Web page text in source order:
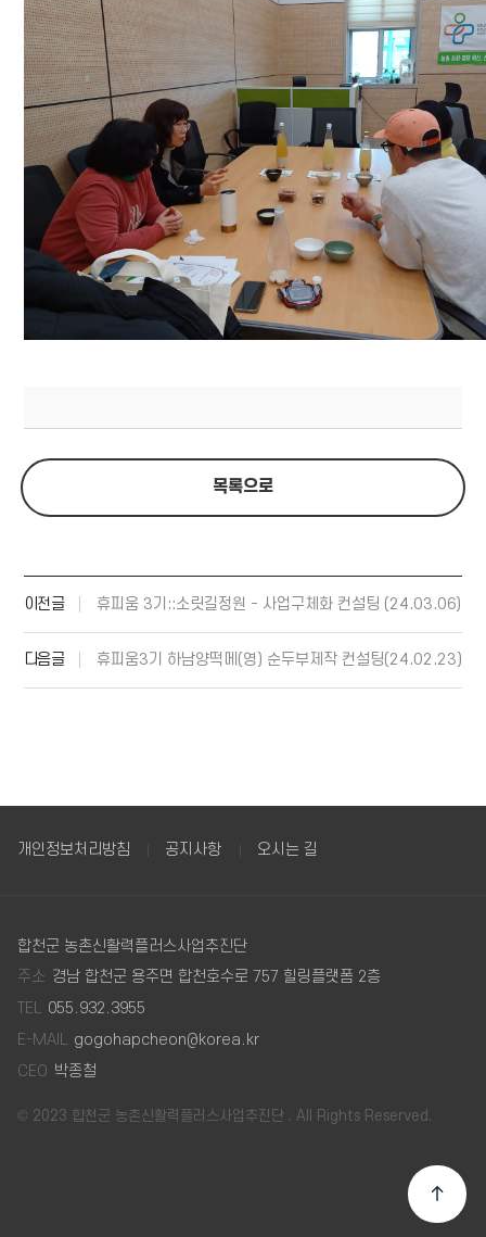
목록으로
이전글 휴피움 3기::소릿길정원 - 사업구체화 컨설팅 (24.03.06)
다음글 휴피움3기 하남양떡메(영) 순두부제작 컨설팅(24.02.23)
개인정보처리방침 공지사항 오시는 길
합천군 농촌신활력플러스사업추진단
주소 경남 합천군 용주면 합천호수로 757 힐링플랫폼 2층
TEL 055.932.3955
E-MAIL gogohapcheon@korea.kr
CEO 박종철
© 2023 합천군 농촌신활력플러스사업추진단 . All Rights Reserved.